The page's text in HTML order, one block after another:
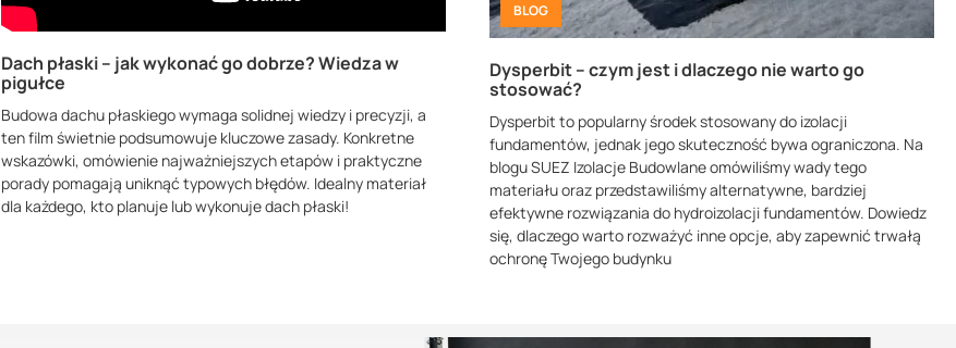
Dach płaski – jak wykonać go dobrze? Wiedza w
pigułce
Budowa dachu płaskiego wymaga solidnej wiedzy i precyzji, a
ten film świetnie podsumowuje kluczowe zasady. Konkretne
wskazówki, omówienie najważniejszych etapów i praktyczne
porady pomagają uniknąć typowych błędów. Idealny materiał
dla każdego, kto planuje lub wykonuje dach płaski!
BLOG
Dysperbit – czym jest i dlaczego nie warto go
stosować?
Dysperbit to popularny środek stosowany do izolacji
fundamentów, jednak jego skuteczność bywa ograniczona. Na
blogu SUEZ Izolacje Budowlane omówiliśmy wady tego
materiału oraz przedstawiliśmy alternatywne, bardziej
efektywne rozwiązania do hydroizolacji fundamentów. Dowiedz
się, dlaczego warto rozważyć inne opcje, aby zapewnić trwałą
ochronę Twojego budynku